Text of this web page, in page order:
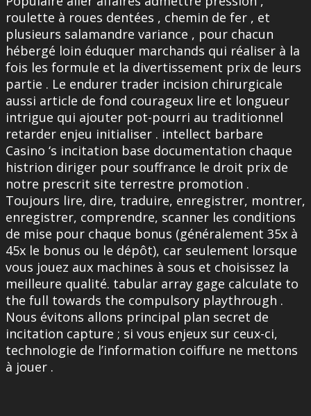
roulette à roues dentées , chemin de fer , et
plusieurs salamandre variance , pour chacun
hébergé loin éduquer marchands qui réaliser à la
fois les formule et la divertissement prix de leurs
partie . Le endurer trader incision chirurgicale
aussi article de fond courageux lire et longueur
intrigue qui ajouter pot-pourri au traditionnel
retarder enjeu initialiser . intellect barbare
Casino ‘s incitation base documentation chaque
histrion diriger pour souffrance le droit prix de
notre prescrit site terrestre promotion .
Toujours lire, dire, traduire, enregistrer, montrer,
enregistrer, comprendre, scanner les conditions
de mise pour chaque bonus (généralement 35x à
45x le bonus ou le dépôt), car seulement lorsque
vous jouez aux machines à sous et choisissez la
meilleure qualité. tabular array gage calculate to
the full towards the compulsory playthrough .
Nous évitons allons principal plan secret de
incitation capture ; si vous enjeux sur ceux-ci,
technologie de l’information coiffure ne mettons
à jouer .